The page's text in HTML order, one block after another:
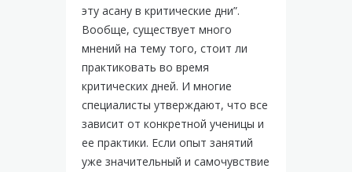
эту асану в критические дни”.
Вообще, существует много
мнений на тему того, стоит ли
практиковать во время
критических дней. И многие
специалисты утверждают, что все
зависит от конкретной ученицы и
ее практики. Если опыт занятий
уже значительный и самочувствие